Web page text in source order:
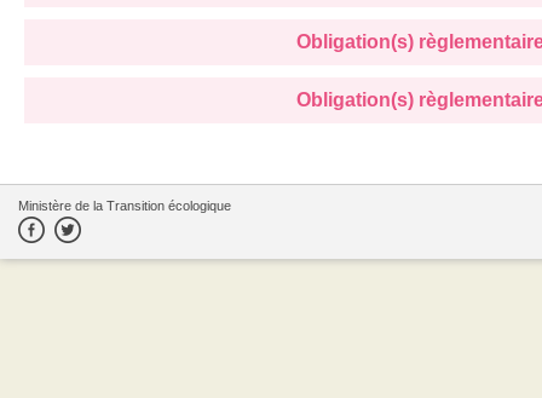
Obligation(s)
Obligation(s)
Ministère de la Transition écologique